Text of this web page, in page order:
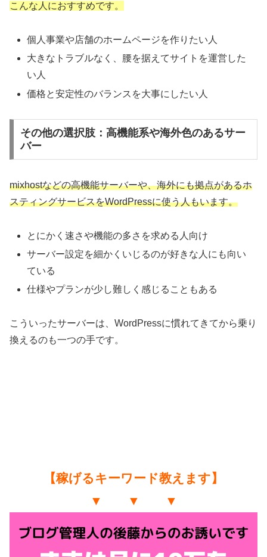
こんな人におすすめです。
個人事業や店舗のホームページを作りたい人
大きなトラブルなく、腰を据えてサイトを運営した
い人
価格と安定性のバランスを大事にしたい人
その他の選択肢：高機能系や海外色のあるサー
バー
mixhostなどの高機能サーバーや、海外にも拠点があるホ
スティングサービスをWordPressに使う人もいます。
とにかく速さや機能の多さを求める人向け
サーバー設定を細かくいじるのが好きな人にも向い
ている
仕様やプランが少し難しく感じることもある
こういったサーバーは、WordPressに慣れてきてから乗り
換えるのも一つの手です。
【稼げるキーワード教えます】
▼ ▼ ▼